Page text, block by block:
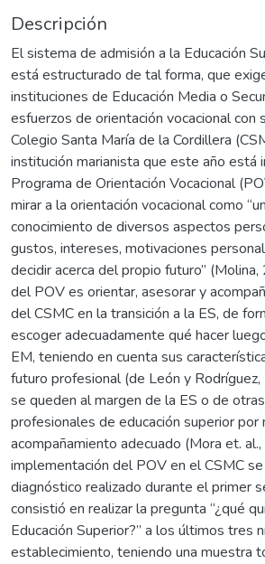
Descripción
El sistema de admisión a la Educación
está estructurado de tal forma, que
instituciones de Educación Media o
esfuerzos de orientación vocacional con
Colegio Santa María de la Cordillera
institución marianista que este año está
Programa de Orientación Vocacional
mirar a la orientación vocacional como
conocimiento de diversos aspectos
gustos, intereses, motivaciones
decidir acerca del propio futuro”
del POV es orientar, asesorar y
del CSMC en la transición a la ES, de
escoger adecuadamente qué hacer
EM, teniendo en cuenta sus
futuro profesional (de León y
se queden al margen de la ES o de
profesionales de educación superior por
acompañamiento adecuado (Mora et.
implementación del POV en el CSMC
diagnóstico realizado durante el primer
consistió en realizar la pregunta “¿qué
Educación Superior?” a los últimos tres
establecimiento, teniendo una muestra